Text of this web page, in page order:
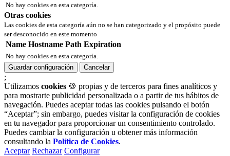
No hay cookies en esta categoría.
Otras cookies
Las cookies de esta categoría aún no se han categorizado y el propósito puede
ser desconocido en este momento
Name Hostname Path Expiration
No hay cookies en esta categoría.
Guardar configuración
Cancelar
;
Utilizamos cookies 🍪 propias y de terceros para fines analíticos y
para mostrarte publicidad personalizada o a partir de tus hábitos de
navegación. Puedes aceptar todas las cookies pulsando el botón
“Aceptar”; sin embargo, puedes visitar la configuración de cookies
en tu navegador para proporcionar un consentimiento controlado.
Puedes cambiar la configuración u obtener más información
consultando la Política de Cookies.
Aceptar Rechazar Configurar